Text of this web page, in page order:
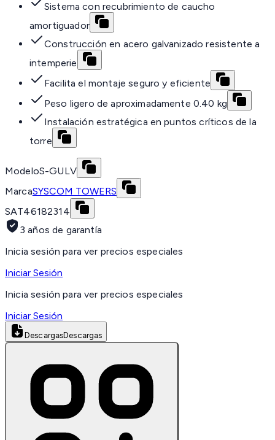
Sistema con recubrimiento de caucho
amortiguador
Construcción en acero galvanizado resistente a
intemperie
Facilita el montaje seguro y eficiente
Peso ligero de aproximadamente 0.40 kg
Instalación estratégica en puntos críticos de la
torre
ModeloS-GULV
MarcaSYSCOM TOWERS
SAT46182314
3 años de garantía
Inicia sesión para ver precios especiales
Iniciar Sesión
Inicia sesión para ver precios especiales
Iniciar Sesión
DescargasDescargas